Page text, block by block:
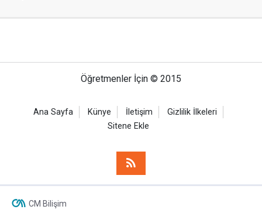
Öğretmenler İçin © 2015
Ana Sayfa Künye İletişim
Gizlilik İlkeleri
Sitene Ekle
CM Bilişim